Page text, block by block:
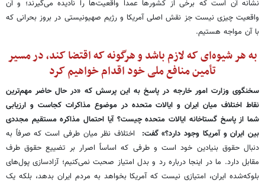
نشانه آن است که برخی از کشورها عمداً واقعیت‌ها را نادیده می‌گیرند؛ و آن
واقعیت چیزی نیست جز نقش اصلی آمریکا و رژیم صهیونیستی در بروز بحرانی که
با آن مواجه هستیم.
به هر شیوه‌ای که لازم باشد و هرگونه که اقتضا کند، در مسیر
تأمین منافع ملی خود اقدام خواهیم کرد
سخنگوی وزارت امور خارجه در پاسخ به این پرسش که «در حال حاضر مهم‌ترین
نقاط اختلاف میان ایران و ایالات متحده در موضوع مذاکرات کجاست و ارزیابی
شما از پاسخ گستاخانه ایالات متحده چیست؟ آیا احتمال مذاکره مستقیم مجددی
بین ایران و آمریکا وجود دارد؟» گفت: اختلاف نظر میان طرفی است که صرفاً به
دنبال حقوق بنیادین خود است و طرفی که اساساً اصرار بر تضییع حقوق طرف
مقابل دارد. ما در اینجا درباره رد و بدل امتیاز صحبت نمی‌کنیم؛ آزادسازی پول‌های
بلوکه‌شده ایران، امتیازی نیست که آمریکا بخواهد به مردم ایران بدهد، بلکه یک